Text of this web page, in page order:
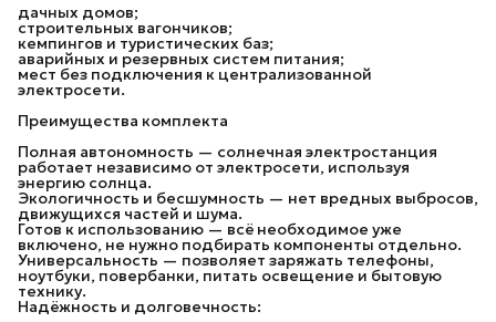
дачных домов;
строительных вагончиков;
кемпингов и туристических баз;
аварийных и резервных систем питания;
мест без подключения к централизованной
электросети.
Преимущества комплекта
Полная автономность — солнечная электростанция
работает независимо от электросети, используя
энергию солнца.
Экологичность и бесшумность — нет вредных выбросов,
движущихся частей и шума.
Готов к использованию — всё необходимое уже
включено, не нужно подбирать компоненты отдельно.
Универсальность — позволяет заряжать телефоны,
ноутбуки, повербанки, питать освещение и бытовую
технику.
Надёжность и долговечность: